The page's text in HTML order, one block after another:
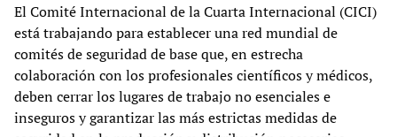
El Comité Internacional de la Cuarta Internacional (CICI)
está trabajando para establecer una red mundial de
comités de seguridad de base que, en estrecha
colaboración con los profesionales científicos y médicos,
deben cerrar los lugares de trabajo no esenciales e
inseguros y garantizar las más estrictas medidas de